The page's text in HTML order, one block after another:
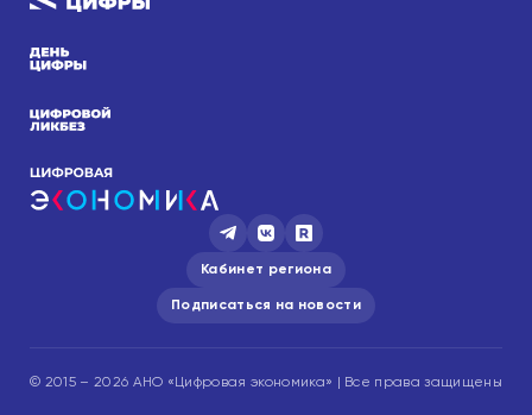
Кабинет региона
Подписаться на новости
© 2015 – 2026 АНО «Цифровая экономика» | Все права защищены